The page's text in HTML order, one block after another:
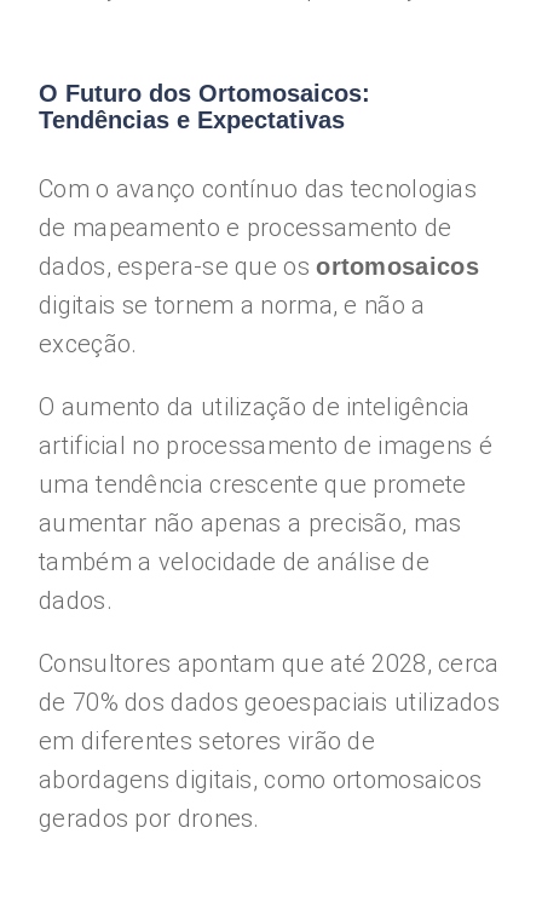
O Futuro dos Ortomosaicos:
Tendências e Expectativas
Com o avanço contínuo das tecnologias
de mapeamento e processamento de
dados, espera-se que osortomosaicos
digitais se tornem a norma, e não a
exceção.
O aumento da utilização de inteligência
artificial no processamento de imagens é
uma tendência crescente que promete
aumentar não apenas a precisão, mas
também a velocidade de análise de
dados.
Consultores apontam que até 2028, cerca
de 70% dos dados geoespaciais utilizados
em diferentes setores virão de
abordagens digitais, como ortomosaicos
gerados por drones.